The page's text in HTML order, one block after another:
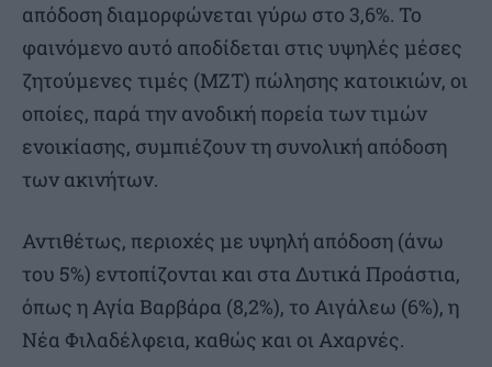
απόδοση διαμορφώνεται γύρω στο 3,6%. Το
φαινόμενο αυτό αποδίδεται στις υψηλές μέσες
ζητούμενες τιμές (ΜΖΤ) πώλησης κατοικιών, οι
οποίες, παρά την ανοδική πορεία των τιμών
ενοικίασης, συμπιέζουν τη συνολική απόδοση
των ακινήτων.
Αντιθέτως, περιοχές με υψηλή απόδοση (άνω
του 5%) εντοπίζονται και στα Δυτικά Προάστια,
όπως η Αγία Βαρβάρα (8,2%), το Αιγάλεω (6%), η
Νέα Φιλαδέλφεια, καθώς και οι Αχαρνές.